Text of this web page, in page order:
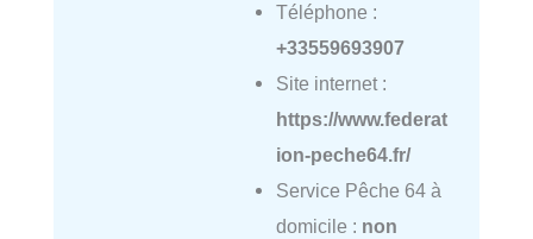
Téléphone :
+33559693907
Site internet :
https://www.federat
ion-peche64.fr/
Service Pêche 64 à
domicile : non